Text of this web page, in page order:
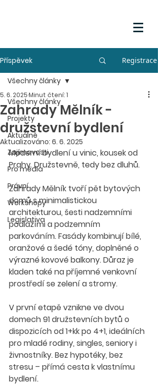
Příspěvek Registrace
Všechny články
Projekty
Aktuálně
Zajímavosti
Pro média
Právní
Workshopy
Legislativa
Všechny články
Zahrady Mělník -
družstevní bydlení
5. 6. 2025Minut čtení: 1
Aktualizováno: 6. 6. 2025
Moderní bydlení u vinic, kousek od
Prahy. Družstevně, tedy bez dluhů.
Zahrady Mělník tvoří pět bytových
domů s minimalistickou
architekturou, šesti nadzemními
podlažími a podzemním
parkováním. Fasády kombinují bílé,
oranžové a šedé tóny, doplněné o
výrazné kovové balkony. Důraz je
kladen také na příjemné venkovní
prostředí se zelení a stromy.
V první etapě vznikne ve dvou
domech 91 družstevních bytů o
dispozicích od 1+kk po 4+1, ideálních
pro mladé rodiny, singles, seniory i
živnostníky. Bez hypotéky, bez
stresu – přímá cesta k vlastnímu
bydlení.